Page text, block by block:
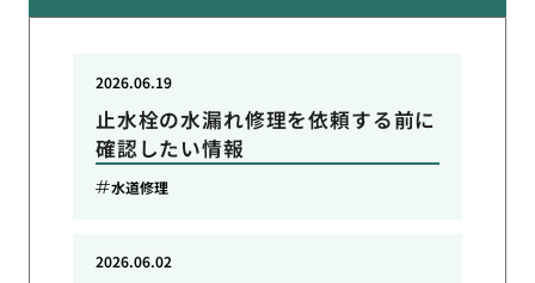
止水栓の水漏れ修理を依頼する前に
確認したい情報
2026.06.19
水道修理
2026.06.02